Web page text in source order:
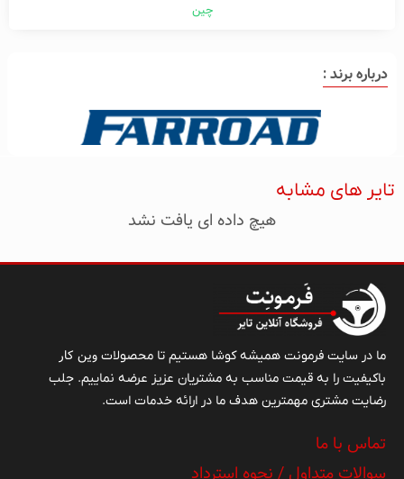
چین
درباره برند :
تایر های مشابه
هیچ داده ای یافت نشد
ما در سایت فرمونت همیشه کوشا هستیم تا محصولات وین کار
باکیفیت را به قیمت مناسب به مشتریان عزیز عرضه نماییم. جلب
رضایت مشتری مهمترین هدف ما در ارائه خدمات است.
تماس با ما
سوالات متداول / نحوه استرداد